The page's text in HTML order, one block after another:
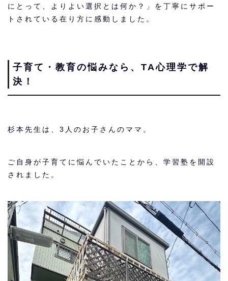
にとって、よりよい選択とは何か？」を丁寧にサポー
トされている在り方に感動しました。
子育て・教育の悩みなら、TA心理学で解
決！
杉本先生は、3人のお子さんのママ。
ご自身が子育てに悩んでいたことから、学習塾を開設
されました。